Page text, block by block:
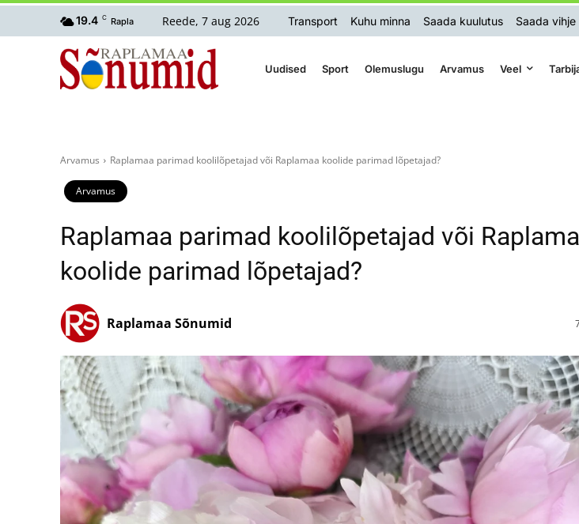
19.4 C Rapla Reede, 7 aug 2026 Transport Kuhu minna Saada kuulutus Saada vihje
Uudised Sport Olemuslugu Arvamus Veel
Arvamus Raplamaa parimad koolilõpetajad või Raplamaa koolide parimad lõpetajad?
Arvamus
Raplamaa parimad koolilõpetajad või
koolide parimad lõpetajad?
Raplamaa Sõnumid